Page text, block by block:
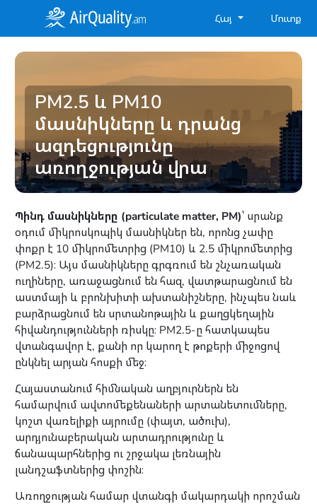
Հայ Մուտք
PM2.5 և PM10
մասնիկները և դրանց
ազդեցությունը
առողջության վրա
Պինդ մասնիկները (particulate matter, PM)՝ սրանք
օդում միկրոսկոպիկ մասնիկներ են, որոնց չափը
փոքր է 10 միկրոմետրից (PM10) և 2.5 միկրոմետրից
(PM2.5)։ Այս մասնիկները գրգռում են շնչառական
ուղիները, առաջացնում են հազ, վատթարացնում են
աստմայի և բրոնխիտի ախտանիշները, ինչպես նաև
բարձրացնում են սրտանոթային և քաղցկեղային
հիվանդությունների ռիսկը։ PM2.5-ը հատկապես
վտանգավոր է, քանի որ կարող է թոքերի միջոցով
ընկնել արյան հոսքի մեջ։
Հայաստանում հիմնական աղբյուրներն են
համարվում ավտոմեքենաների արտանետումները,
կոշտ վառելիքի այրումը (փայտ, ածուխ),
արդյունաբերական արտադրությունը և
ճանապարհներից ու շրջակա լեռնային
լանդշաֆտներից փոշին։
Առողջության համար վտանգի մակարդակի որոշման